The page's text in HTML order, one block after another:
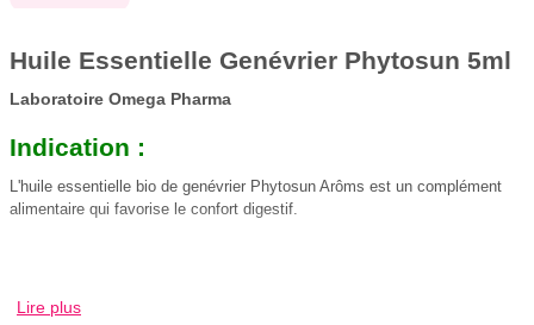
Huile Essentielle Genévrier Phytosun 5ml
Laboratoire Omega Pharma
Indication :
L'huile essentielle bio de genévrier Phytosun Arôms est un complément
alimentaire qui favorise le confort digestif.
Indications de l'huile essentielle de genévrier
Lire plus